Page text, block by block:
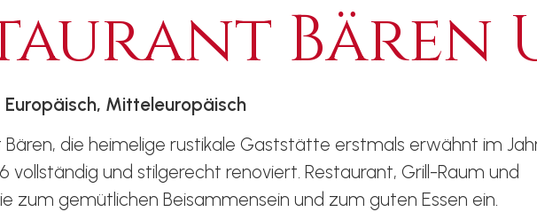
Bären
Europäisch, Mitteleuropäisch
Bären, die heimelige rustikale Gaststätte erstmals erwähnt im
vollständig und stilgerecht renoviert. Restaurant, Grill-Raum und
zum gemütlichen Beisammensein und zum guten Essen ein.